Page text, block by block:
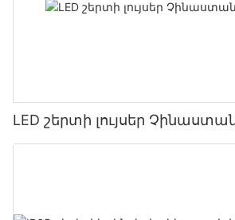
LED շերտի լույսեր